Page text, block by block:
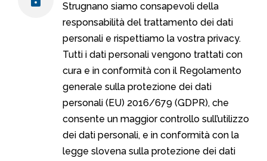
Strugnano siamo consapevoli della
responsabilità del trattamento dei dati
personali e rispettiamo la vostra privacy.
Tutti i dati personali vengono trattati con
cura e in conformità con il Regolamento
generale sulla protezione dei dati
personali (EU) 2016/679 (GDPR), che
consente un maggior controllo sull’utilizzo
dei dati personali, e in conformità con la
legge slovena sulla protezione dei dati